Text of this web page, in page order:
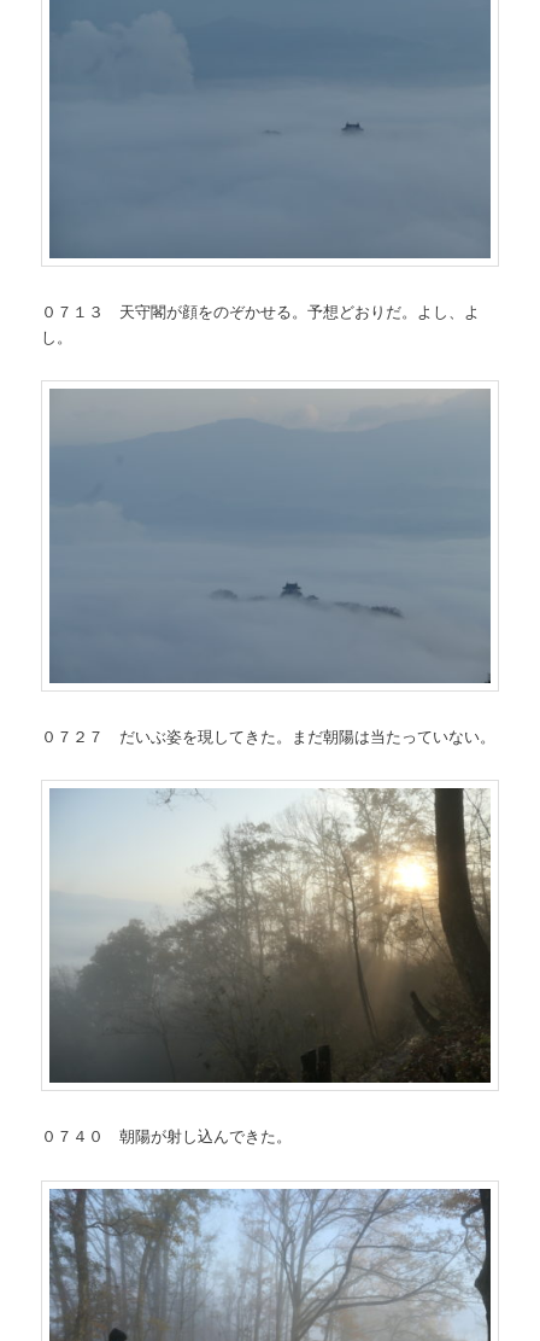
０７１３ 天守閣が顔をのぞかせる。予想どおりだ。よし、よ
し。
０７２７ だいぶ姿を現してきた。まだ朝陽は当たっていない。
０７４０ 朝陽が射し込んできた。